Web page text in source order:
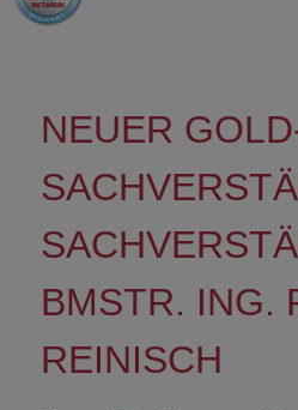
NEUER
BMSTR. ING.
REINISCH